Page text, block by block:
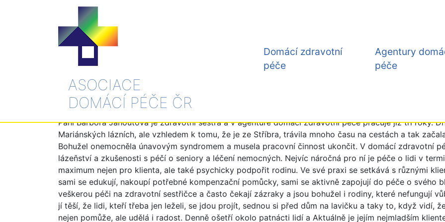
ASOCIACE
DOMÁCÍ PÉČE ČR
Domácí zdravotní
péče
Agentury
péče
Doma nejlíp - Barbora Janoutová
Paní Barbora Janoutová je zdravotní sestra a v agentuře domácí zdravotní péče pracuje již tři roky.
Mariánských lázních, ale vzhledem k tomu, že je ze Stříbra, trávila mnoho času na cestách a tak
Bohužel onemocněla únavovým syndromem a musela pracovní činnost ukončit. V domácí zdravotní
lázeňství a zkušenosti s péčí o seniory a léčení nemocných. Nejvíc náročná pro ní je péče o lidi v
maximum nejen pro klienta, ale také psychicky podpořit rodinu. Ve své praxi se setkává s různými
sami se edukují, nakoupí potřebné kompenzační pomůcky, sami se aktivně zapojují do péče o svého
veškerou péči na zdravotní sestřičce a často čekají zázraky a jsou bohužel i rodiny, které nefungují
jí těší, že lidi, kteří třeba jen leželi, se jdou projít, sednou si před dům na lavičku a taky to, když vidí,
nejen pomůže, ale udělá i radost. Denně ošetří okolo patnácti lidí a Aktuálně je jejím nejmladším